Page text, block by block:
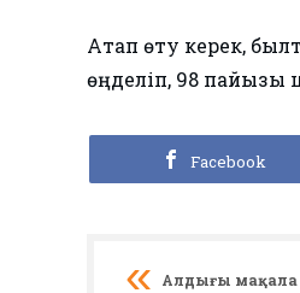
​Атап өту керек,
өңделіп, 98 пайызы
Facebook
Алдыңғы мақала